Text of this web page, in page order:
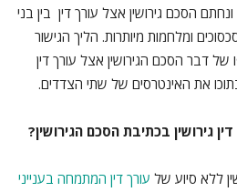
הסכם גירושין אצל עורך דין בין בני
ומלחמות מיותרות. הליך הגישור
של דבר הסכם הגירושין אצל עורך דין
את האינטרסים של שתי הצדדים.
גירושין בכתיבת הסכם הגירושין?
ללא סיוע של עורך דין המתמחה בענייני